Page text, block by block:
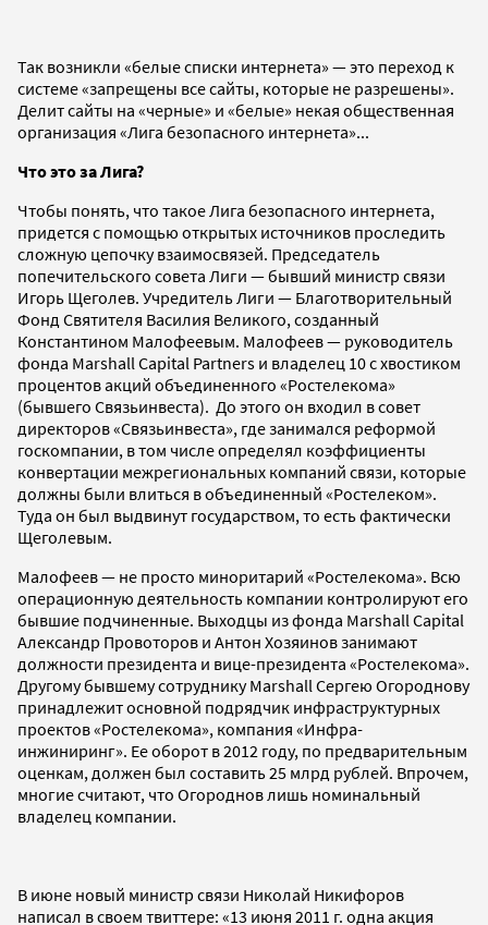
Так возникли «белые списки интернета» — это переход к
системе «запрещены все сайты, которые не разрешены».
Делит сайты на «черные» и «белые» некая общественная
организация «Лига безопасного интернета»...
Что это за Лига?
Чтобы понять, что такое Лига безопасного интернета,
придется с помощью открытых источников проследить
сложную цепочку взаимосвязей. Председатель
попечительского совета Лиги — бывший министр связи
Игорь Щеголев. Учредитель Лиги — Благотворительный
Фонд Святителя Василия Великого, созданный
Константином Малофеевым. Малофеев — руководитель
фонда Marshall Capital Partners и владелец 10 с хвостиком
процентов акций объединенного «Ростелекома»
(бывшего Связьинвеста). До этого он входил в совет
директоров «Связьинвеста», где занимался реформой
госкомпании, в том числе определял коэффициенты
конвертации межрегиональных компаний связи, которые
должны были влиться в объединенный «Ростелеком».
Туда он был выдвинут государством, то есть фактически
Щеголевым.
Малофеев — не просто миноритарий «Ростелекома». Всю
операционную деятельность компании контролируют его
бывшие подчиненные. Выходцы из фонда Marshall Capital
Александр Провоторов и Антон Хозяинов занимают
должности президента и вице-президента «Ростелекома».
Другому бывшему сотруднику Marshall Сергею Огороднову
принадлежит основной подрядчик инфраструктурных
проектов «Ростелекома», компания «Инфра-
инжиниринг». Ее оборот в 2012 году, по предварительным
оценкам, должен был составить 25 млрд рублей. Впрочем,
многие считают, что Огороднов лишь номинальный
владелец компании.
В июне новый министр связи Николай Никифоров
написал в своем твиттере: «13 июня 2011 г. одна акция